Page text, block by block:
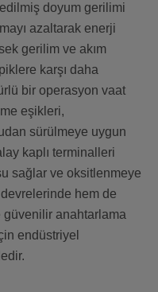
doyum gerilimi
azaltarak enerji
gerilim ve akım
karşı daha
bir operasyon vaat
eşikleri,
sürülmeye uygun
kaplı terminalleri
sağlar ve oksitlenmeye
hem de
güvenilir anahtarlama
endüstriyel